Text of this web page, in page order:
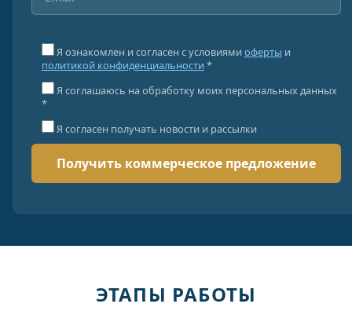
Я ознакомлен и согласен с условиями оферты и
политикой конфиденциальности *
Я соглашаюсь на обработку моих персональных данных
*
Я согласен получать новости и рассылки
ЭТАПЫ РАБОТЫ